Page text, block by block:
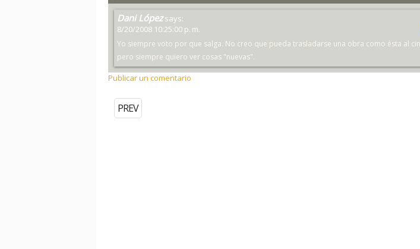
Dani López says:
8/20/2008 10:25:00 p. m.
Yo siempre voto por que salga. No creo que pueda trasladarse una obra como ésta al
pero siempre quiero ver cosas "nuevas".
Publicar un comentario
PREV